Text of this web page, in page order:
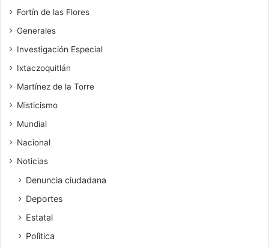
Fortín de las Flores
Generales
Investigación Especial
Ixtaczoquitlán
Martínez de la Torre
Misticismo
Mundial
Nacional
Noticias
Denuncia ciudadana
Deportes
Estatal
Polìtica